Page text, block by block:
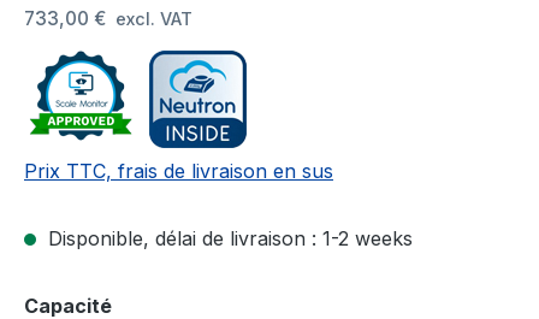
733,00 € excl. VAT
Prix TTC, frais de livraison en sus
Disponible, délai de livraison : 1-2 weeks
Sélectionnez
Capacité